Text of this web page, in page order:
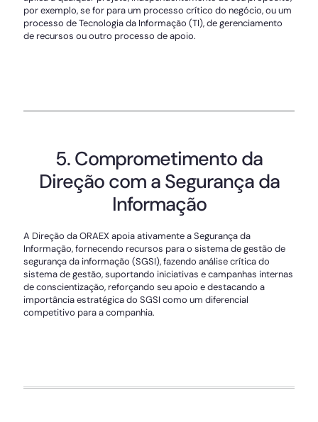
por exemplo, se for para um processo crítico do negócio, ou um
processo de Tecnologia da Informação (TI), de gerenciamento
de recursos ou outro processo de apoio.
5. Comprometimento da
Direção com a Segurança da
Informação
A Direção da ORAEX apoia ativamente a Segurança da
Informação, fornecendo recursos para o sistema de gestão de
segurança da informação (SGSI), fazendo análise crítica do
sistema de gestão, suportando iniciativas e campanhas internas
de conscientização, reforçando seu apoio e destacando a
importância estratégica do SGSI como um diferencial
competitivo para a companhia.